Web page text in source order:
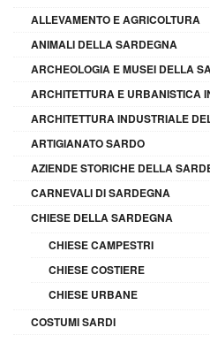
ALLEVAMENTO E AGRICOLTURA
ANIMALI DELLA SARDEGNA
ARCHEOLOGIA E MUSEI DELLA
ARCHITETTURA E URBANISTICA
ARCHITETTURA INDUSTRIALE
ARTIGIANATO SARDO
AZIENDE STORICHE DELLA
CARNEVALI DI SARDEGNA
CHIESE DELLA SARDEGNA
CHIESE CAMPESTRI
CHIESE COSTIERE
CHIESE URBANE
COSTUMI SARDI